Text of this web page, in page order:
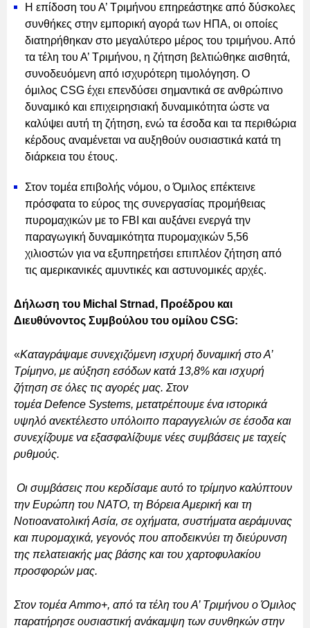
Η επίδοση του Α’ Τριμήνου επηρεάστηκε από δύσκολες
συνθήκες στην εμπορική αγορά των ΗΠΑ, οι οποίες
διατηρήθηκαν στο μεγαλύτερο μέρος του τριμήνου. Από
τα τέλη του Α’ Τριμήνου, η ζήτηση βελτιώθηκε αισθητά,
συνοδευόμενη από ισχυρότερη τιμολόγηση. Ο
όμιλος CSG έχει επενδύσει σημαντικά σε ανθρώπινο
δυναμικό και επιχειρησιακή δυναμικότητα ώστε να
καλύψει αυτή τη ζήτηση, ενώ τα έσοδα και τα περιθώρια
κέρδους αναμένεται να αυξηθούν ουσιαστικά κατά τη
διάρκεια του έτους.
Στον τομέα επιβολής νόμου, ο Όμιλος επέκτεινε
πρόσφατα το εύρος της συνεργασίας προμήθειας
πυρομαχικών με το FBI και αυξάνει ενεργά την
παραγωγική δυναμικότητα πυρομαχικών 5,56
χιλιοστών για να εξυπηρετήσει επιπλέον ζήτηση από
τις αμερικανικές αμυντικές και αστυνομικές αρχές.
Δήλωση του Michal Strnad, Προέδρου και
Διευθύνοντος Συμβούλου του ομίλου CSG:
«Καταγράψαμε συνεχιζόμενη ισχυρή δυναμική στο Α’
Τρίμηνο, με αύξηση εσόδων κατά 13,8% και ισχυρή
ζήτηση σε όλες τις αγορές μας. Στον
τομέα Defence Systems, μετατρέπουμε ένα ιστορικά
υψηλό ανεκτέλεστο υπόλοιπο παραγγελιών σε έσοδα και
συνεχίζουμε να εξασφαλίζουμε νέες συμβάσεις με ταχείς
ρυθμούς.
Οι συμβάσεις που κερδίσαμε αυτό το τρίμηνο καλύπτουν
την Ευρώπη του NATO, τη Βόρεια Αμερική και τη
Νοτιοανατολική Ασία, σε οχήματα, συστήματα αεράμυνας
και πυρομαχικά, γεγονός που αποδεικνύει τη διεύρυνση
της πελατειακής μας βάσης και του χαρτοφυλακίου
προσφορών μας.
Στον τομέα Ammo+, από τα τέλη του Α’ Τριμήνου ο Όμιλος
παρατήρησε ουσιαστική ανάκαμψη των συνθηκών στην